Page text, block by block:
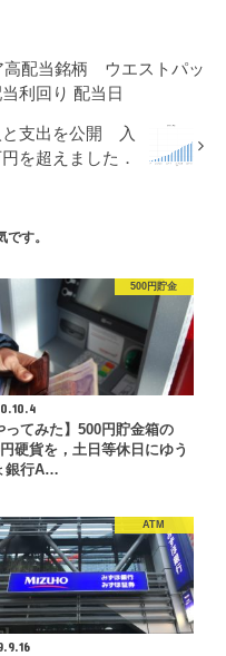
高配当銘柄 ウエストパッ
利回り 配当日
支出を公開 入
を超えました．
す。
500円貯金
ってみた】500円貯金箱の
硬貨を，土日等休日にゆう
銀行A…
ATM